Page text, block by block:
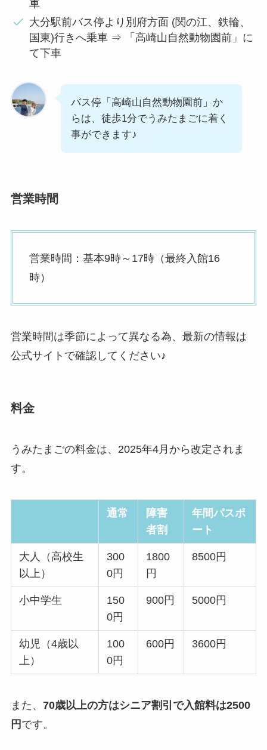
車
大分駅前バス停より別府方面 (関の江、鉄輪、
国東)行きへ乗車 ⇒ 「高崎山自然動物園前」に
て下車
バス停「高崎山自然動物園前」か
らは、徒歩1分でうみたまごに着く
事ができます♪
営業時間
営業時間：基本9時～17時（最終入館16
時）
営業時間は季節によって異なる為、最新の情報は
公式サイトで確認してください♪
料金
うみたまごの料金は、2025年4月から改定されま
す。
通常
障害
者割
年間パスポ
ート
大人（高校生
以上）
300
0円
1800
円
8500円
小中学生
150
0円
900円 5000円
幼児（4歳以
上）
100
0円
600円 3600円
また、 70歳以上の方はシニア割引で入館料は2500
円 です。